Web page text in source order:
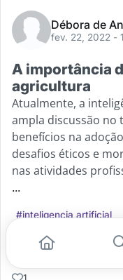
Débora de
fev. 22, 2022 -
A importância
agricultura
Atualmente, a
ampla discussão no
benefícios na
desafios éticos e
nas atividades
...
#inteligencia artificial
Leia mais